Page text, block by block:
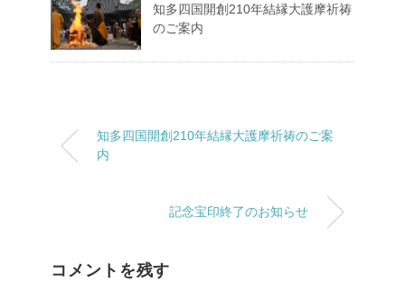
知多四国開創210年結縁大護摩祈祷
のご案内
知多四国開創210年結縁大護摩祈祷のご案
内
記念宝印終了のお知らせ
コメントを残す